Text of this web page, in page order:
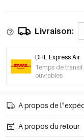
Livraison:
DHL Express Air
Temps de
ouvrables
À propos de
À propos du retour